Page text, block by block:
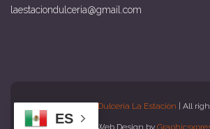
laestaciondulceria@gmail.com
CopyrightDulceria La Estación | All
Web Design by
ES